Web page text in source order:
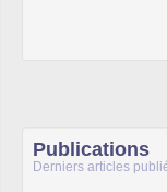
Publications
Derniers articles